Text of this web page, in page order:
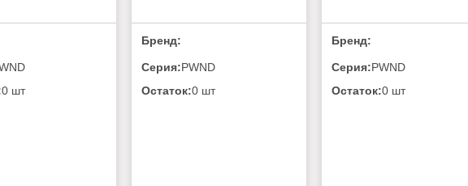
0 шт
Бренд:
Серия:PWND
Остаток:0 шт
Бренд:
Серия:PWND
Остаток:0 шт